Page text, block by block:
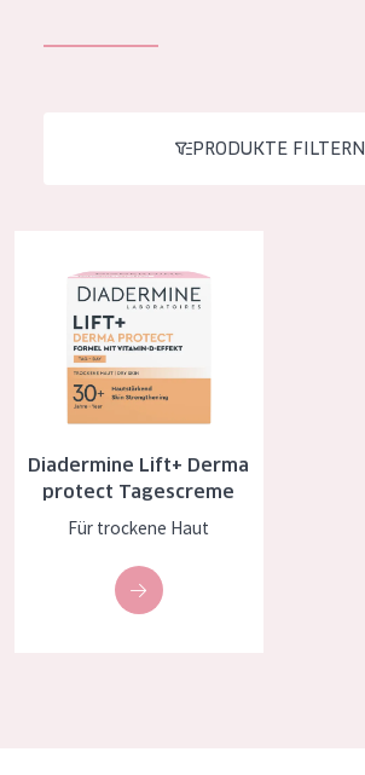
Hautregeneration
Hautstraffung
PRODUKTTYP
Nachtcreme
Augencreme
Reinigung
ALLE PRODUKTE
Greek
PRODUKTE FILTERN
Diadermine Lift+ Derma
protect Tagescreme
Für trockene Haut